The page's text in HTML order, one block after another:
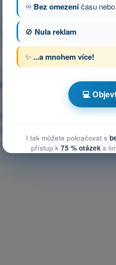
Otázka 35 z 167
Testy drony STS -
UAS
♾️ Bez omezeníčasu
🚫 Nula reklam
✨ ...a mnohem více!
💻
I tak můžete pokračovat s
přístup k 75 % otázek s